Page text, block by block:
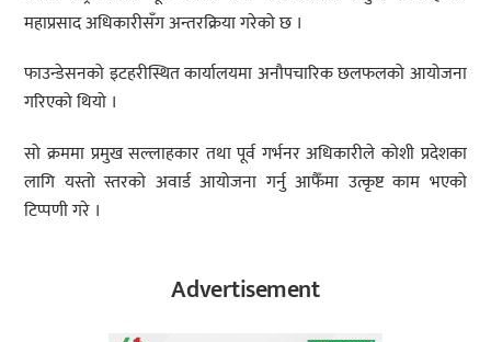
महाप्रसाद अधिकारीसँग अन्तरक्रिया गरेको छ ।
फाउन्डेसनको इटहरीस्थित कार्यालयमा अनौपचारिक छलफलको आयोजना
गरिएको थियो ।
सो क्रममा प्रमुख सल्लाहकार तथा पूर्व गर्भनर अधिकारीले कोशी प्रदेशका
लागि यस्तो स्तरको अवार्ड आयोजना गर्नु आफैँमा उत्कृष्ट काम भएको
टिप्पणी गरे ।
Advertisement